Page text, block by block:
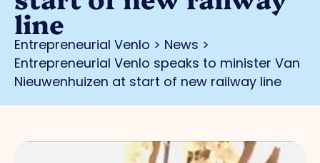
line
Entrepreneurial Venlo > News >
Entrepreneurial Venlo speaks to minister Van
Nieuwenhuizen at start of new railway line